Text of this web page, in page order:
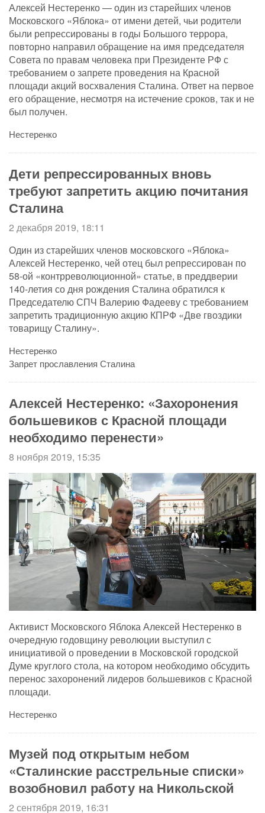
Алексей Нестеренко — один из старейших членов
Московского «Яблока» от имени детей, чьи родители
были репрессированы в годы Большого террора,
повторно направил обращение на имя председателя
Совета по правам человека при Президенте РФ с
требованием о запрете проведения на Красной
площади акций восхваления Сталина. Ответ на первое
его обращение, несмотря на истечение сроков, так и не
был получен.
Нестеренко
Дети репрессированных вновь
требуют запретить акцию почитания
Сталина
2 декабря 2019, 18:11
Один из старейших членов московского «Яблока»
Алексей Нестеренко, чей отец был репрессирован по
58-ой «контрреволюционной» статье, в преддверии
140-летия со дня рождения Сталина обратился к
Председателю СПЧ Валерию Фадееву с требованием
запретить традиционную акцию КПРФ «Две гвоздики
товарищу Сталину».
Нестеренко
Запрет прославления Сталина
Алексей Нестеренко: «Захоронения
большевиков с Красной площади
необходимо перенести»
8 ноября 2019, 15:35
Активист Московского Яблока Алексей Нестеренко в
очередную годовщину революции выступил с
инициативой о проведении в Московской городской
Думе круглого стола, на котором необходимо обсудить
перенос захоронений лидеров большевиков с Красной
площади.
Нестеренко
Музей под открытым небом
«Сталинские расстрельные списки»
возобновил работу на Никольской
2 сентября 2019, 16:31